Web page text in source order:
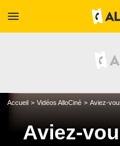
menu
Accueil Vidéos AlloCiné Aviez-
Aviez-